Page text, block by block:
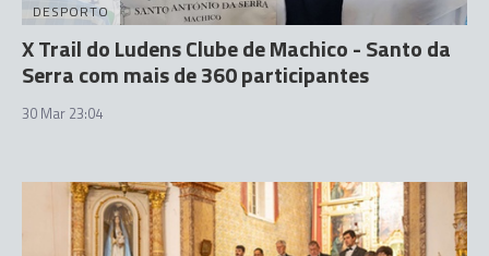
DESPORTO
X Trail do Ludens Clube de Machico - Santo da
Serra com mais de 360 participantes
30 Mar 23:04